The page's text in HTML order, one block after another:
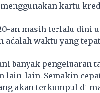
kartu
an masih terlalu dini
adalah waktu yang
banyak pengeluaran
lain-lain. Semakin
akan terkumpul di